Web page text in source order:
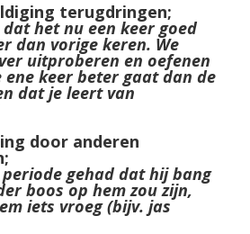
terugdringen;
dat het nu een keer goed
dan vorige keren. We
uitproberen en oefenen
ene keer beter gaat dan de
dat je leert van
door anderen
periode gehad dat hij bang
boos op hem zou zijn,
iets vroeg (bijv. jas